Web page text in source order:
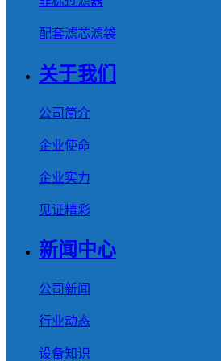
配套滤芯滤袋
关于我们
公司简介
企业使命
企业实力
见证精彩
新闻中心
公司新闻
行业动态
设备知识